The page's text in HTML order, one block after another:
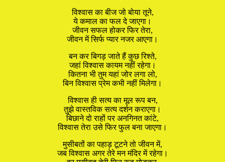
विश्वास का बीज जो बोया तूने,
ये कमाल का फल दे जाएगा।
जीवन सफल होकर फिर तेरा,
जीवन में सिर्फ प्यार नजर आएगा।
बन कर बिगड़ जाते हैं कुछ रिश्ते,
जहां विश्वास कायम नहीं रहेगा।
कितना भी तुम यहां जोर लगा लो,
बिन विश्वास प्रेम कभी नहीं मिलेगा।
विश्वास ही सत्य का मूल रूप बन,
तुझे वास्तविक सत्य दर्शन कराएगा।
बिछाने दो राहों पर अनगिनत कांटे,
विश्वास तेरा उसे फिर फुल बना जाएगा।
मुसीबतों का पहाड़ टूटने तो जीवन में,
जब विश्वास अगर तेरे मन मंदिर में रहेगा।